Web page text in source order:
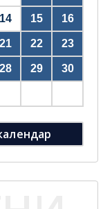
14 15 16
21 22 23
28 29 30